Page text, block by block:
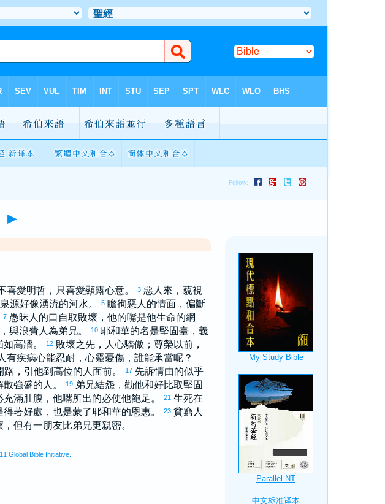
►
喜愛明哲，只喜愛顯露心意。 3 惡人來，藐視
源好像湧流的河水。 5 瞻徇惡人的情面，偏斷
7 愚昧人的口自取敗壞，他的嘴是他生命的網
與浪費人為弟兄。 10 耶和華的名是堅固臺，義
高牆。 12 敗壞之先，人心驕傲；尊榮以前，
有疾病心能忍耐，心靈憂傷，誰能承當呢？
路，引他到高位的人面前。 17 先訴情由的似乎
強盛的人。 19 弟兄結怨，勸他和好比取堅固
充滿肚腹，他嘴所出的必使他飽足。 21 生死在
著好處，也是蒙了耶和華的恩惠。 23 貧窮人
但有一朋友比弟兄更親密。
Global Bible Initiative.